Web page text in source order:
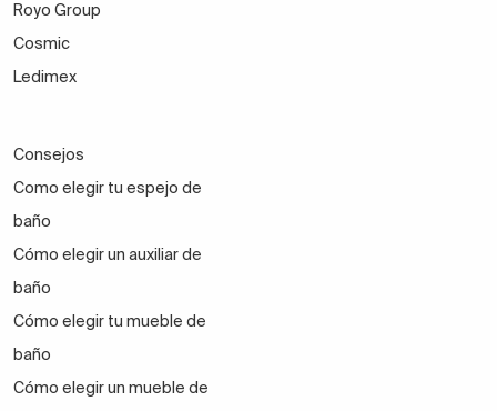
Royo Group
Cosmic
Ledimex
Consejos
Como elegir tu espejo de
baño
Cómo elegir un auxiliar de
baño
Cómo elegir tu mueble de
baño
Cómo elegir un mueble de